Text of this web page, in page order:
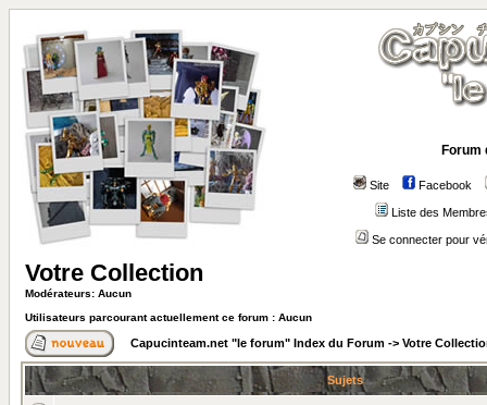
Forum
Site Facebook
Liste des
Se connecter pour
Votre Collection
Modérateurs: Aucun
Utilisateurs parcourant actuellement ce forum : Aucun
Capucinteam.net "le forum" Index du Forum -> Votre
Sujets